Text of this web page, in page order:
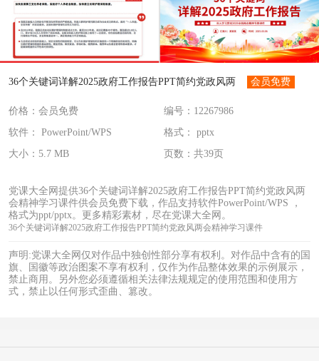
36个关键词详解2025政府工作报告PPT简约党政风两
会精神学习课件
会员免费
价格：会员免费
编号：12267986
软件： PowerPoint/WPS
格式： pptx
大小：5.7 MB
页数：共39页
党课大全网提供36个关键词详解2025政府工作报告PPT简约党政风两
会精神学习课件供会员免费下载，作品支持软件PowerPoint/WPS ，
格式为ppt/pptx。更多精彩素材，尽在党课大全网。
36个关键词详解2025政府工作报告PPT简约党政风两会精神学习课件
声明:党课大全网仅对作品中独创性部分享有权利。对作品中含有的国
旗、国徽等政治图案不享有权利，仅作为作品整体效果的示例展示，
禁止商用。另外您必须遵循相关法律法规规定的使用范围和使用方
式，禁止以任何形式歪曲、篡改。